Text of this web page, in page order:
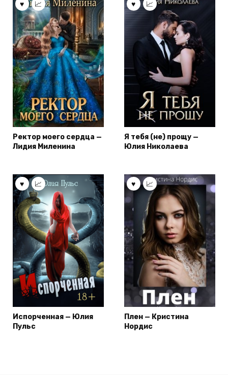
Ректор моего сердца —
Лидия Миленина
Я тебя (не) прощу —
Юлия Николаева
Испорченная — Юлия
Пульс
Плен — Кристина
Нордис